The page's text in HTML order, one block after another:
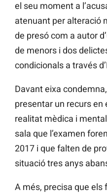
el seu moment a
atenuant per alteració
de presó com a autor
de menors i dos
condicionals a través
Davanteixa
presentar un recurs en
realitat mèdica i
sala que l’examen
2017 i que falten de
situació tres anys
A més, precisa que els